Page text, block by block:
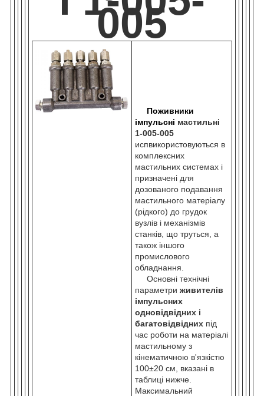
005
Поживники
імпульсні мастильні
1-005-005
испвикористовуються в
комплексних
мастильних системах і
призначені для
дозованого подавання
мастильного матеріалу
(рідкого) до грудок
вузлів і механізмів
станків, що труться, а
також іншого
промислового
обладнання.
Основні технічні
параметри живителів
імпульсних
одновідвідних і
багатовідвідних під
час роботи на матеріалі
мастильному з
кінематичною в'язкістю
100±20 см, вказані в
таблиці нижче.
Максимальний